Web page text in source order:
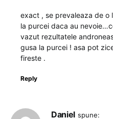
exact , se prevaleaza de o
la purcei daca au
vazut rezultatele
gusa la purcei ! asa pot
fireste .
Reply
Daniel spune: